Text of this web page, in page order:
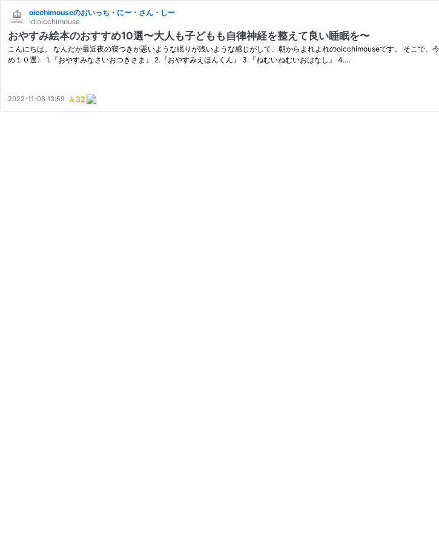
oicchimouseのおいっち・にー・さん・しー
id:oicchimouse
おやすみ絵本のおすすめ10選〜大人も子どもも自律神経を整えて良い睡眠を〜
こんにちは。 なんだか最近夜の寝つきが悪いような眠りが浅いような感じがして、朝からよれよれのoicchimouseです。 そこで
め１０選〉 1.『おやすみなさいおつきさま』 2.『おやすみえほんくん』 3.『ねむいねむいおはなし』 4.…
2022-11-08 13:59